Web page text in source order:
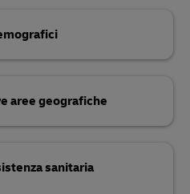
aree geografiche
sanitaria